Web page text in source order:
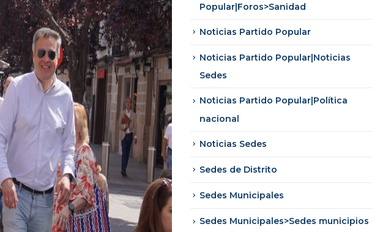
Popular|Foros>Sanidad
Noticias Partido Popular
Noticias Partido Popular|Noticias
Sedes
Noticias Partido Popular|Política
nacional
Noticias Sedes
Sedes de Distrito
Sedes Municipales
Sedes Municipales>Sedes municipios